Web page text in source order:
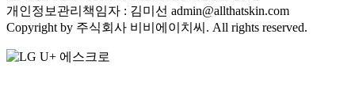
개인정보관리책임자 : 김미선 admin@allthatskin.com
Copyright by 주식회사 비비에이치씨. All rights reserved.